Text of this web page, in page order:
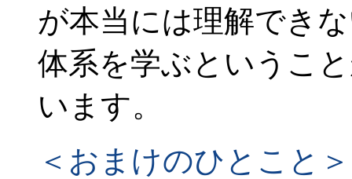
が本当には理解でき
体系を学ぶというこ
います。
＜おまけのひとこと＞